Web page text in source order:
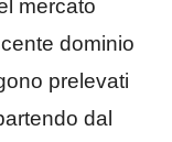
mercato
dominio
prelevati
dal